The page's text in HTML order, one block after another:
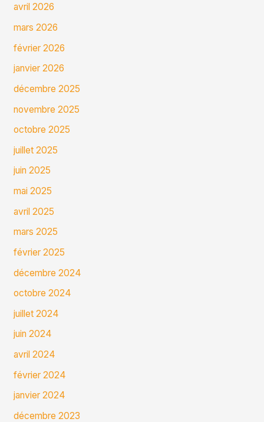
avril 2026
mars 2026
février 2026
janvier 2026
décembre 2025
novembre 2025
octobre 2025
juillet 2025
juin 2025
mai 2025
avril 2025
mars 2025
février 2025
décembre 2024
octobre 2024
juillet 2024
juin 2024
avril 2024
février 2024
janvier 2024
décembre 2023